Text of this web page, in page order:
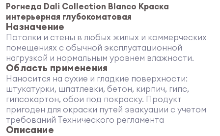
Рогнеда Dali Collection Blanco Краска
интерьерная глубокоматовая
Назначение
Потолки и стены в любых жилых и коммерческих
помещениях с обычной эксплуатационной
нагрузкой и нормальным уровнем влажности.
Область применения
Наносится на сухие и гладкие поверхности:
штукатурки, шпатлевки, бетон, кирпич, гипс,
гипсокартон, обои под покраску. Продукт
пригоден для окраски путей эвакуации с учетом
требований Технического регламента
Описание